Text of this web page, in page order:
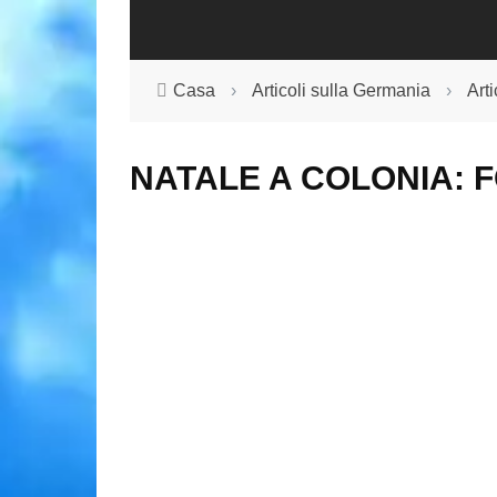
Casa › Articoli sulla Germania ›
NATALE A COLONIA: